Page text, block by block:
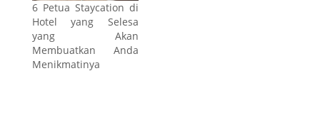
6 Petua Staycation di
Hotel yang Selesa
yang Akan
Membuatkan Anda
Menikmatinya